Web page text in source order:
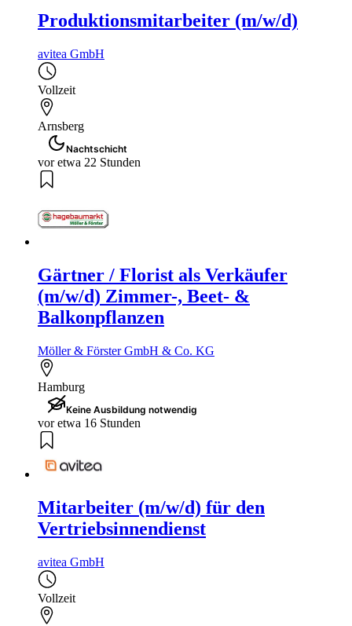
Produktionsmitarbeiter (m/w/d)
avitea GmbH
Vollzeit
Arnsberg
Nachtschicht
vor etwa 22 Stunden
Gärtner / Florist als Verkäufer
(m/w/d) Zimmer-, Beet- &
Balkonpflanzen
Möller & Förster GmbH & Co. KG
Hamburg
Keine Ausbildung notwendig
vor etwa 16 Stunden
Mitarbeiter (m/w/d) für den
Vertriebsinnendienst
avitea GmbH
Vollzeit